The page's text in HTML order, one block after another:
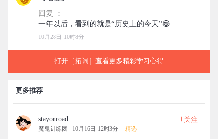
回复 ：
10月28日 10时8分
打开［拓词］查看更多精彩学习心得
更多推荐
stayonroad
魔鬼训练团 10月16日 12时3分 精选
+关注